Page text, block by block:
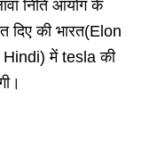
निति आयोग के
दिए की भारत(Elon
में tesla की